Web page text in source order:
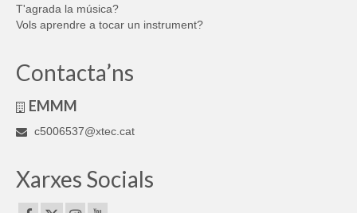
T'agrada la música?
Vols aprendre a tocar un instrument?
Contacta’ns
EMMM
c5006537@xtec.cat
Xarxes Socials